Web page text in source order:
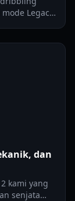
Legacy,
dan
kami yang
senjata